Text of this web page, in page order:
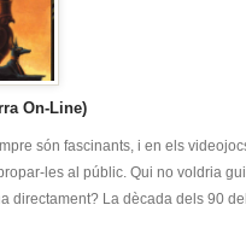
On-Line)
són fascinants, i en els
les al públic. Qui no voldria
directament? La dècada dels 90